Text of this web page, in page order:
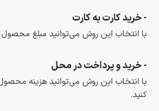
- خرید کارت به کارت
با انتخاب این روش می‌توانید مبلغ محصول
- خرید و پرداخت در محل
با انتخاب این روش می‌توانید هزینه
کنید.